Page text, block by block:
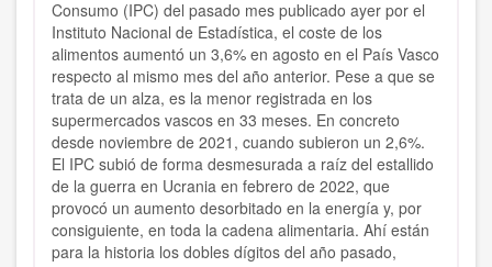
Consumo (IPC) del pasado mes publicado ayer por el
Instituto Nacional de Estadística, el coste de los
alimentos aumentó un 3,6% en agosto en el País Vasco
respecto al mismo mes del año anterior. Pese a que se
trata de un alza, es la menor registrada en los
supermercados vascos en 33 meses. En concreto
desde noviembre de 2021, cuando subieron un 2,6%.
El IPC subió de forma desmesurada a raíz del estallido
de la guerra en Ucrania en febrero de 2022, que
provocó un aumento desorbitado en la energía y, por
consiguiente, en toda la cadena alimentaria. Ahí están
para la historia los dobles dígitos del año pasado,